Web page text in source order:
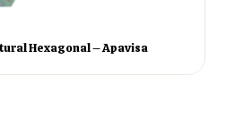
Hexagonal – Apavisa